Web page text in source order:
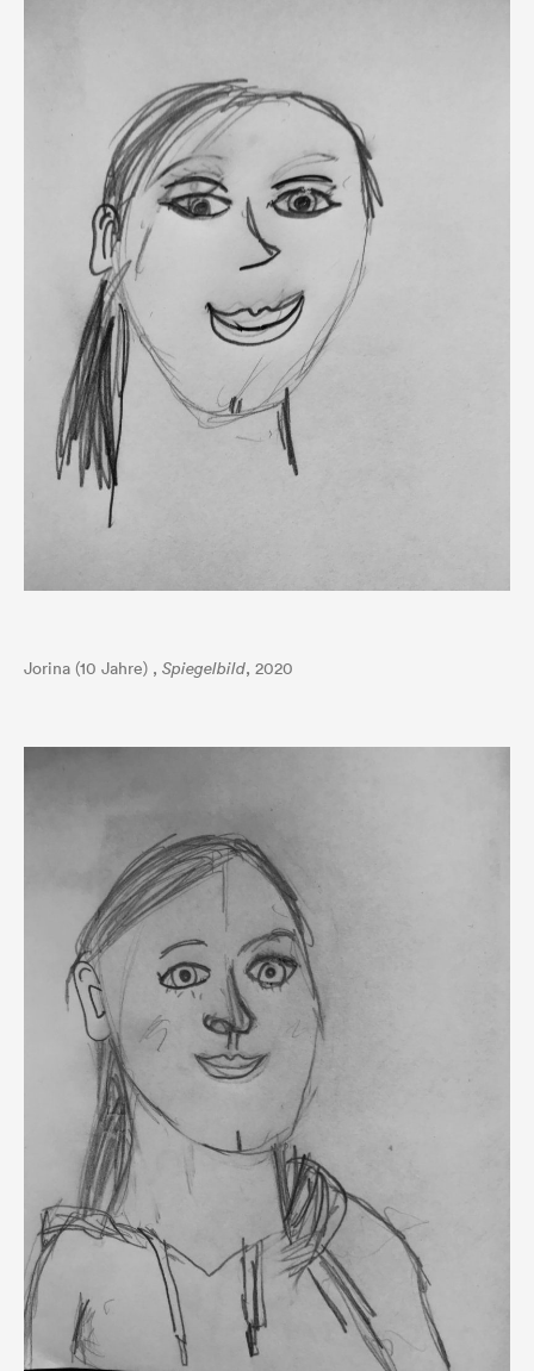
Jorina (10 Jahre) , Spiegelbild, 2020